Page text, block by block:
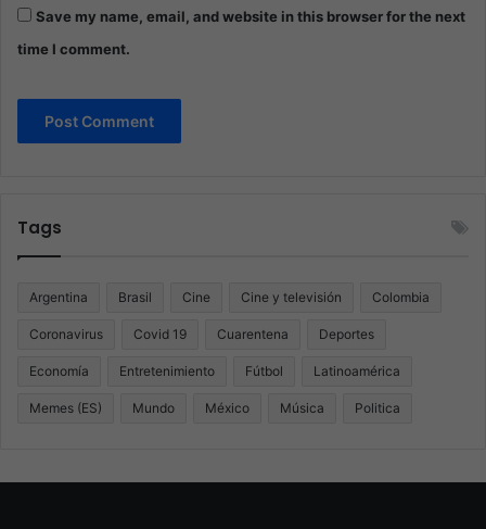
Save my name, email, and website in this browser for the next
time I comment.
Tags
Argentina Brasil Cine Cine y televisión Colombia
Coronavirus Covid 19 Cuarentena Deportes
Economía Entretenimiento Fútbol Latinoamérica
Memes (ES) Mundo México Música Politica